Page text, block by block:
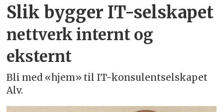
Slik bygger IT-selskapet
nettverk internt og
eksternt
Bli med «hjem» til IT-konsulentselskapet
Alv.